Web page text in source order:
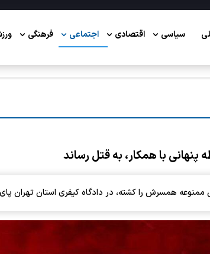
سیاسی اقتصادی اجتماعی فرهنگی
با همکار، به قتل رساند
همسرش را کشته، در دادگاه کیفری استان تهران